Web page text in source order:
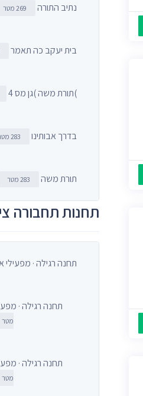
נתיב התורה 269 מטר
בית יעקב כה תאמר
)תורת משה )גן מס 4
בדרך אבותינו 283 מטר
תורת משה 283 מטר
תחנות תחבורה
תחנה רגילה · מפעילי אוטובוסים
תחנה רגילה · מפעילי אוטובוסים
מטר
תחנה רגילה · מפעילי אוטובוסים
מטר